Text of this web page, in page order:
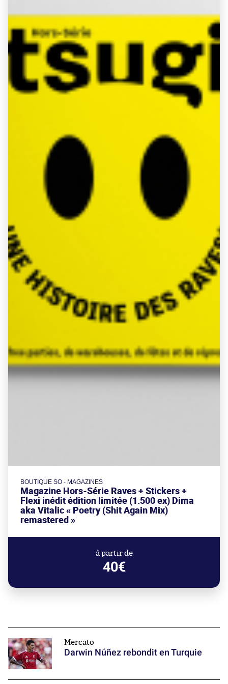
BOUTIQUE SO - MAGAZINES
Magazine Hors-Série Raves + Stickers +
Flexi inédit édition limitée (1.500 ex) Dima
aka Vitalic « Poetry (Shit Again Mix)
remastered »
à partir de
40€
Mercato
Darwin Núñez rebondit en Turquie